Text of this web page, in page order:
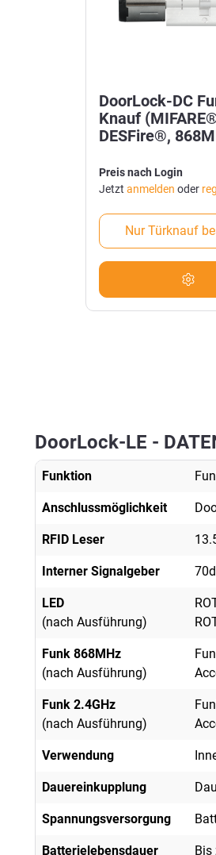
DoorLock-DC
Knauf
DESFire®,
Preis nach Login
Jetzt anmelden oder
Nur Türknauf
DoorLock-LE -
Funktion
Anschlussmöglichkeit
RFID Leser
Interner Signalgeber
LED
(nach Ausführung)
Funk 868MHz
(nach Ausführung)
Funk 2.4GHz
(nach Ausführung)
Verwendung
Dauereinkupplung
Spannungsversorgung
Batterielebensdauer Bis